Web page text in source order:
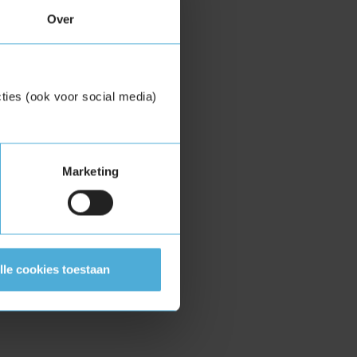
Over
(ook voor social media)
Marketing
cookies toestaan